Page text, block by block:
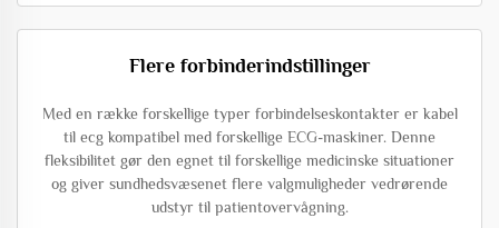
Flere forbinderindstillinger
Med en række forskellige typer forbindelseskontakter er kabel
til ecg kompatibel med forskellige ECG-maskiner. Denne
fleksibilitet gør den egnet til forskellige medicinske situationer
og giver sundhedsvæsenet flere valgmuligheder vedrørende
udstyr til patientovervågning.